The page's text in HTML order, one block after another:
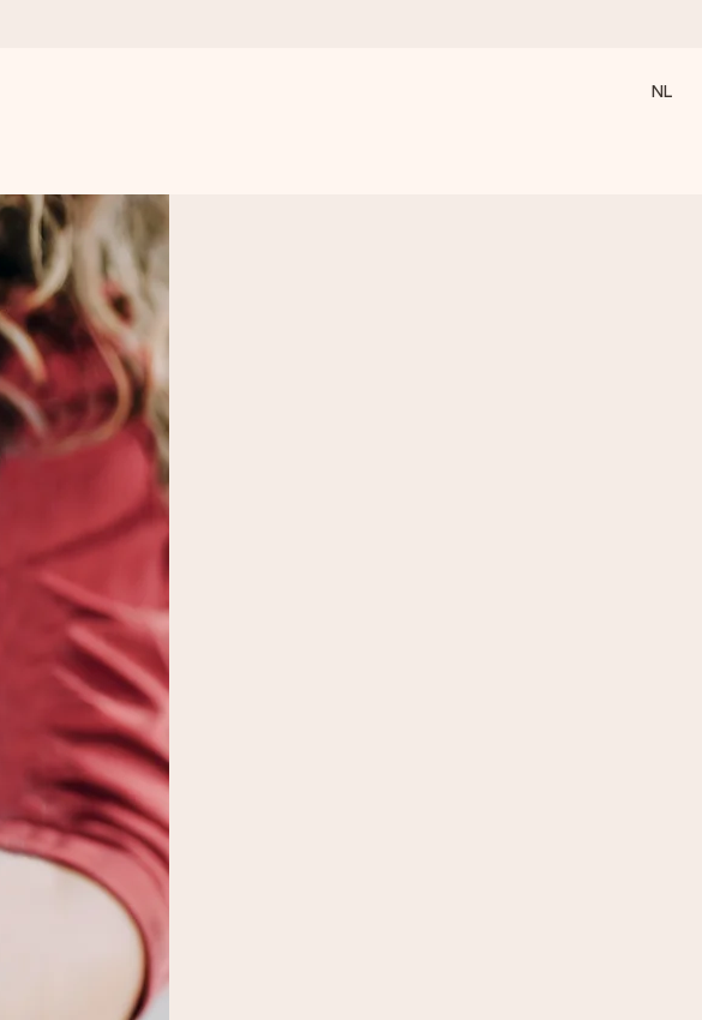
juiste moment, wanneer het het meeste betekent.
maar met alle aandacht voor het moment.
NL